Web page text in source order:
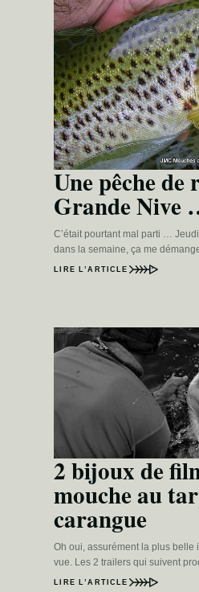
Une pêche de
Grande Nive
C’était pourtant mal parti …
dans la semaine, ça me
LIRE L’ARTICLE
2 bijoux de
mouche au
carangue
Oh oui, assurément la plus
vue. Les 2 trailers qui suivent
LIRE L’ARTICLE